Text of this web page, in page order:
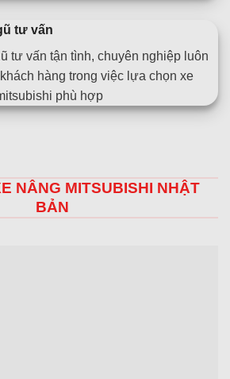
tư vấn
tư vấn tận tình, chuyên nghiệp luôn
hàng trong việc lựa chọn xe
phù hợp
NÂNG MITSUBISHI NHẬT
BẢN